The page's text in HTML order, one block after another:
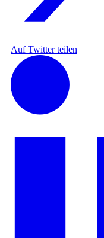
Auf Twitter teilen